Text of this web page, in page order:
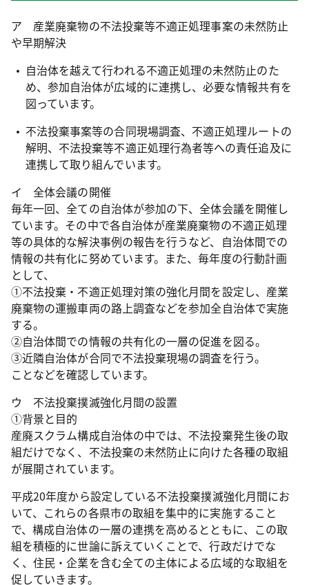
ア 産業廃棄物の不法投棄等不適正処理事案の未然防止
や早期解決
自治体を越えて行われる不適正処理の未然防止のた
め、参加自治体が広域的に連携し、必要な情報共有を
図っています。
不法投棄事案等の合同現場調査、不適正処理ルートの
解明、不法投棄等不適正処理行為者等への責任追及に
連携して取り組んでいます。
イ 全体会議の開催
毎年一回、全ての自治体が参加の下、全体会議を開催し
ています。その中で各自治体が産業廃棄物の不適正処理
等の具体的な解決事例の報告を行うなど、自治体間での
情報の共有化に努めています。また、毎年度の行動計画
として、
①不法投棄・不適正処理対策の強化月間を設定し、産業
廃棄物の運搬車両の路上調査などを参加全自治体で実施
する。
②自治体間での情報の共有化の一層の促進を図る。
③近隣自治体が合同で不法投棄現場の調査を行う。
ことなどを確認しています。
ウ 不法投棄撲滅強化月間の設置
①背景と目的
産廃スクラム構成自治体の中では、不法投棄発生後の取
組だけでなく、不法投棄の未然防止に向けた各種の取組
が展開されています。
平成20年度から設定している不法投棄撲滅強化月間にお
いて、これらの各県市の取組を集中的に実施すること
で、構成自治体の一層の連携を高めるとともに、この取
組を積極的に世論に訴えていくことで、行政だけでな
く、住民・企業を含む全ての主体による広域的な取組を
促していきます。